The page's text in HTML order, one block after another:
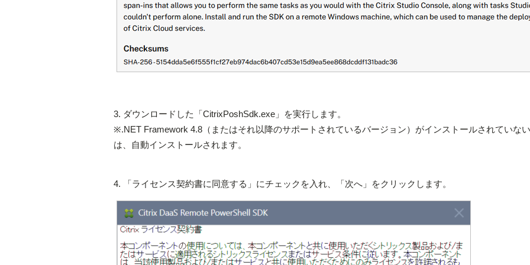
3. ダウンロードした「CitrixPoshSdk.exe」を実行します。
※.NET Framework 4.8（またはそれ以降のサポートされているバージョン）がインストールされていな
は、自動インストールされます。
4. 「ライセンス契約書に同意する」にチェックを入れ、「次へ」をクリックします。